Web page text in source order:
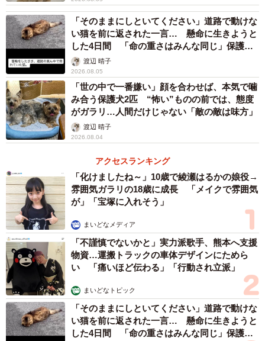
「そのままにしといてください」道路で動けな
い猫を前に返された一言… 懸命に生きようと
した4日間 「命の重さはみんな同じ」保護団
体代表の訴え
渡辺 晴子
2026.08.05
「世の中で一番嫌い」顔を合わせば、本気で噛
み合う保護犬2匹 “怖い”ものの前では、態度
がガラリ…人間だけじゃない「敵の敵は味方」
渡辺 晴子
2026.08.04
アクセスランキング
「化けましたね～」10歳で綾瀬はるかの娘役→
雰囲気ガラリの18歳に成長 「メイクで雰囲気
が」「宝塚に入れそう」
まいどなメディア
「不謹慎でないかと」実力派歌手、熊本へ支援
物資…運搬トラックの車体デザインにためら
い 「痛いほど伝わる」「行動され立派」
まいどなトピック
「そのままにしといてください」道路で動けな
い猫を前に返された一言… 懸命に生きようと
した4日間 「命の重さはみんな同じ」保護団